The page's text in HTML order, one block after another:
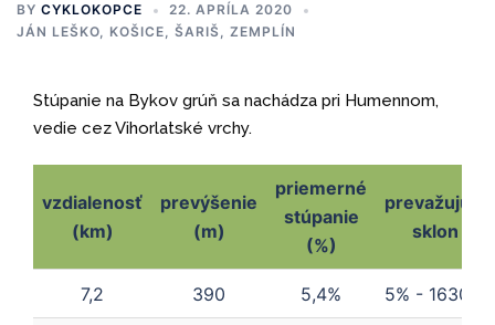
BY CYKLOKOPCE
22. APRÍLA 2020
JÁN LEŠKO, KOŠICE, ŠARIŠ, ZEMPLÍN
Stúpanie na Bykov grúň sa nachádza pri Humennom,
vedie cez Vihorlatské vrchy.
vzdialenosť
(km)
prevýšenie
(m)
priemerné
stúpanie
(%)
prevažujúci
sklon
vzdialenosť
(km)
prevýšenie
(m)
priemerné
stúpanie
prevažujúci
sklon
7,2 390 5,4% 5% - 1630m